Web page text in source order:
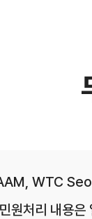
WTC
원처리 내용은